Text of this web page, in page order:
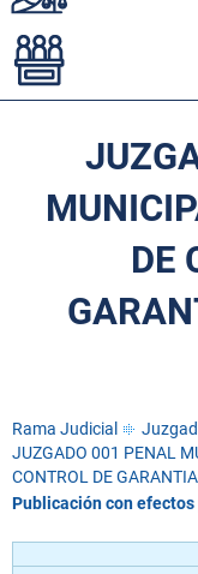
DE
Rama Judicial
JUZGADO 001 PENAL
CONTROL DE
Publicación con